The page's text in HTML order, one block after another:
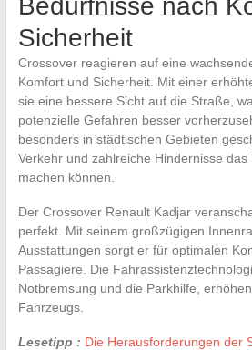
Bedürfnisse nach
Sicherheit
Crossover reagieren auf eine
Komfort und Sicherheit. Mit einer
sie eine bessere Sicht auf die Straße,
potenzielle Gefahren besser
besonders in städtischen Gebieten
Verkehr und zahlreiche Hindernisse das
machen können.
Der Crossover Renault Kadjar
perfekt. Mit seinem großzügigen
Ausstattungen sorgt er für optimalen
Passagiere. Die
Notbremsung und die Parkhilfe,
Fahrzeugs.
Lesetipp : Die Herausforderungen der